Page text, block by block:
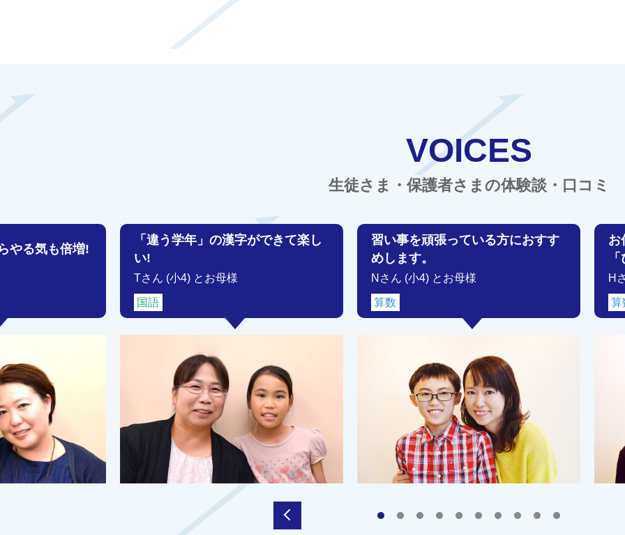
VOICES
生徒さま・保護者さまの体験談・口コミ
やる気も倍増!
「違う学年」の漢字ができて楽し
い!
Tさん (小4) とお母様
国語
習い事を頑張っている方におすす
めします。
Nさん (小4) とお母様
算数
お
H
算